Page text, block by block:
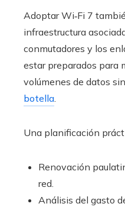
Adoptar Wi‑Fi 7
infraestructura
conmutadores y los
estar preparados para
volúmenes de datos
botella.
Una planificación
Renovación
red.
Análisis del gasto